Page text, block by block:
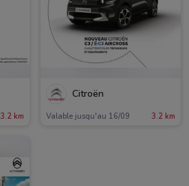
3.2 km
Citroën
Valable jusqu'au 16/09 3.2 km